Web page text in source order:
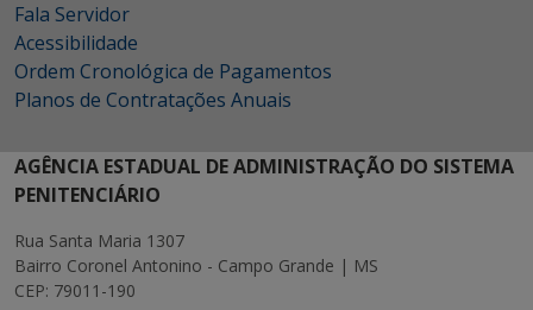
Fala Servidor
Acessibilidade
Ordem Cronológica de Pagamentos
Planos de Contratações Anuais
AGÊNCIA ESTADUAL DE ADMINISTRAÇÃO DO SISTEMA
PENITENCIÁRIO
Rua Santa Maria 1307
Bairro Coronel Antonino - Campo Grande | MS
CEP: 79011-190